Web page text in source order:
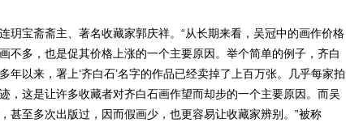
宝斋斋主、著名收藏家郭庆祥。“从长期来看，吴冠中的画作价格
不多，也是促其价格上涨的一个主要原因。举个简单的例子，齐白
年以来，署上‘齐白石’名字的作品已经卖掉了上百万张。几乎每家拍
，这是让许多收藏者对齐白石画作望而却步的一个主要原因。而吴
甚至多次出版过，因而假画少，也更容易让收藏家辨别。”被称